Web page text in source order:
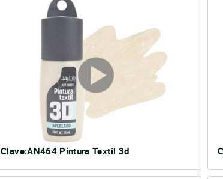
Clave:AN464 Pintura Textil 3d